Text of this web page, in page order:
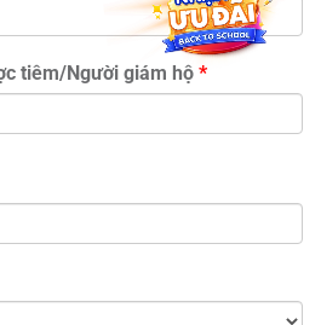
tiêm/Người giám hộ *